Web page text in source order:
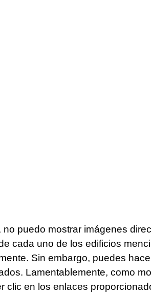
puedo mostrar imágenes
cada uno de los edificios
Sin embargo, puedes
Lamentablemente, como
clic en los enlaces